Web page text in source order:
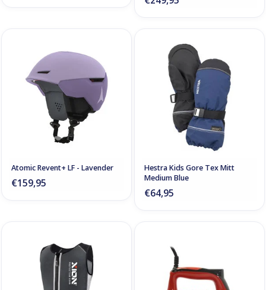
Atomic Revent+ LF - Lavender
€159,95
Hestra Kids Gore Tex Mitt
Medium Blue
€64,95